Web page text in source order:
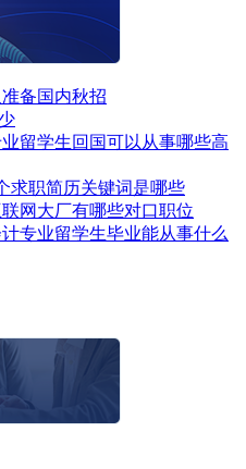
备国内秋招
留学生回国可以从事哪些高
求职简历关键词是哪些
网大厂有哪些对口职位
专业留学生毕业能从事什么